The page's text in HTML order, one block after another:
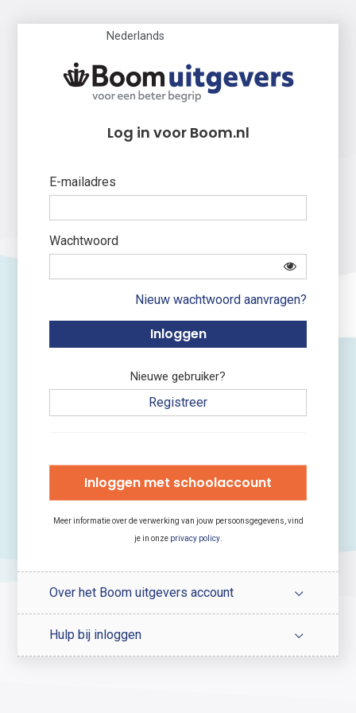
Nederlands
Log in voor Boom.nl
E-mailadres
Wachtwoord
Nieuw wachtwoord aanvragen?
Nieuwe gebruiker?
Registreer
Inloggen met schoolaccount
Meer informatie over de verwerking van jouw persoonsgegevens, vind
je in onze privacy policy.
Over het Boom uitgevers account
Hulp bij inloggen